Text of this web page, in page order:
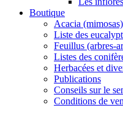
Boutique
Acacia (mimosas)
Liste des
Feuillus (arbres-
Listes des
Herbacées et
Publications
Conseils sur le
Conditions de